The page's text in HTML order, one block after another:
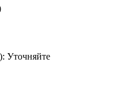
Уточняйте